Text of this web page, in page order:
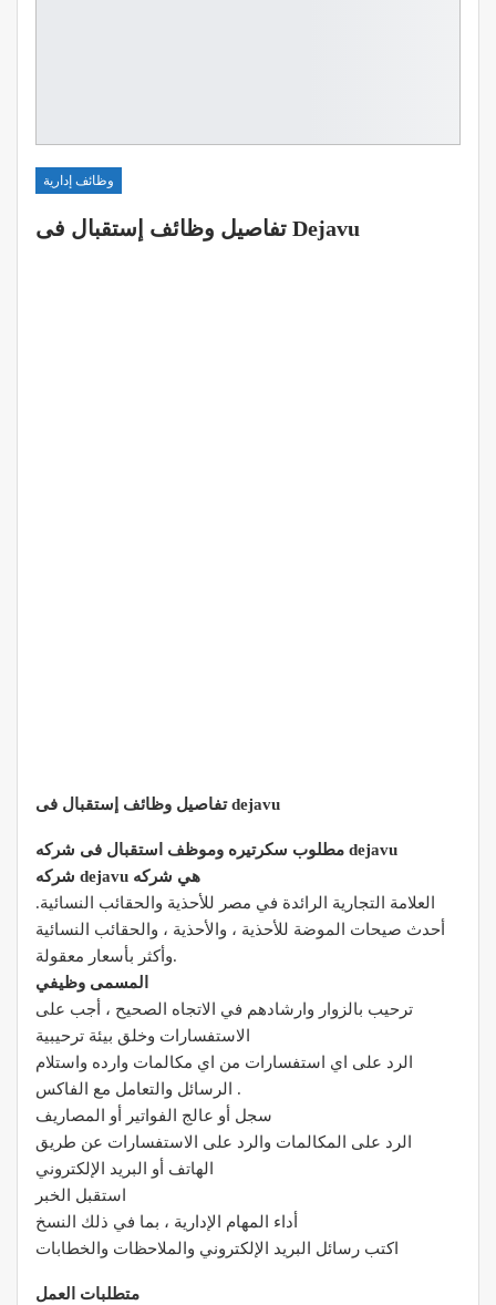
وظائف إدارية
تفاصيل وظائف إستقبال فى Dejavu
تفاصيل وظائف إستقبال فى dejavu
مطلوب سكرتيره وموظف استقبال فى شركه dejavu
شركه dejavu هي شركه
العلامة التجارية الرائدة في مصر للأحذية والحقائب النسائية.
أحدث صيحات الموضة للأحذية ، والأحذية ، والحقائب النسائية
وأكثر بأسعار معقولة.
المسمى وظيفي
ترحيب بالزوار وارشادهم في الاتجاه الصحيح ، أجب على
الاستفسارات وخلق بيئة ترحيبية
الرد على اي استفسارات من اي مكالمات وارده واستلام
الرسائل والتعامل مع الفاكس .
سجل أو عالج الفواتير أو المصاريف
الرد على المكالمات والرد على الاستفسارات عن طريق
الهاتف أو البريد الإلكتروني
استقبل الخبر
أداء المهام الإدارية ، بما في ذلك النسخ
اكتب رسائل البريد الإلكتروني والملاحظات والخطابات
متطلبات العمل